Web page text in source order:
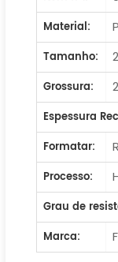
Material:
Tamanho:
Grossura:
Espessura
Formatar:
Processo:
Grau de
Marca: